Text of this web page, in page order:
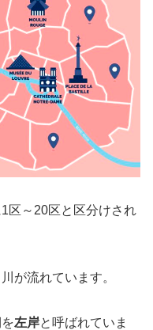
区～20区と区分けされ
が流れています。
を左岸と呼ばれていま